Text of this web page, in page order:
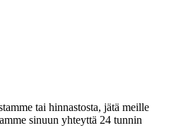
tai hinnastosta, jätä meille
sinuun yhteyttä 24 tunnin